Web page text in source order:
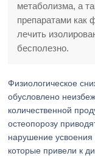
метаболизма, а
препаратами как
лечить
бесполезно.
Физиологическое
обусловлено
количественной
остеопорозу
нарушение усвоения
которые привели к